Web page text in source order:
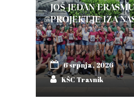
JOŠ JEDAN
PROJEKT JE IZA
6 srpnja, 2026
KŠC Travnik